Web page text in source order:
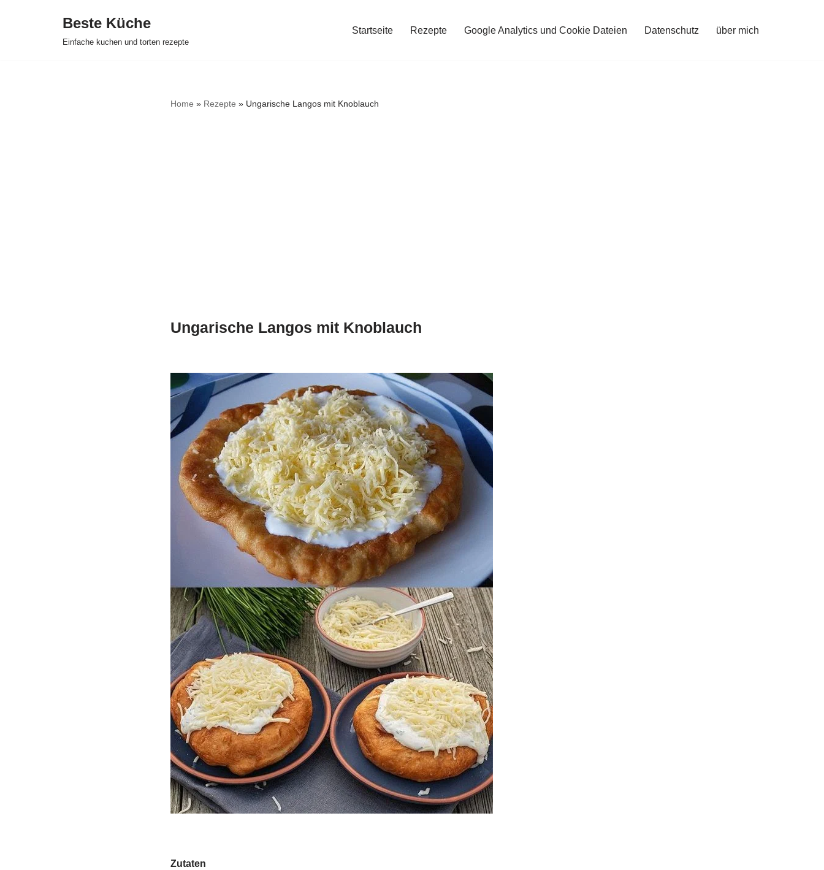
Beste Küche
Einfache kuchen und torten rezepte
Startseite Rezepte Google Analytics und Cookie Dateien Datenschutz über mich
Home » Rezepte » Ungarische Langos mit Knoblauch
Ungarische Langos mit Knoblauch
Zutaten